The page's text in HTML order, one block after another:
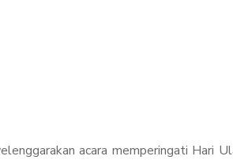
acara memperingati